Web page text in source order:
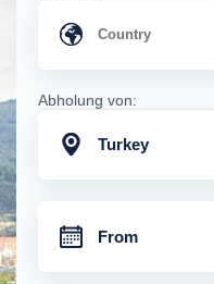
Abholung von:
Turkey